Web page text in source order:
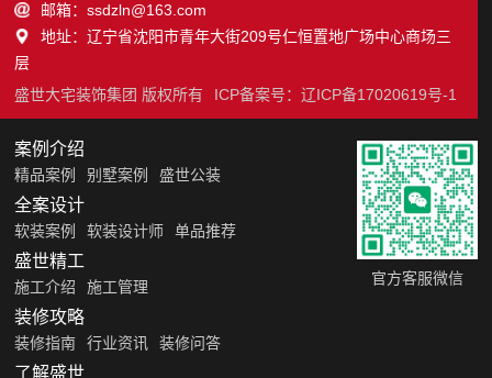
邮箱：ssdzln@163.com
地址：辽宁省沈阳市青年大街209号仁恒置地广场中心商场三
层
盛世大宅装饰集团 版权所有
ICP备案号：辽ICP备17020619号-1
案例介绍
精品案例 别墅案例 盛世公装
全案设计
软装案例 软装设计师 单品推荐
盛世精工
施工介绍 施工管理
装修攻略
装修指南 行业资讯 装修问答
了解盛世
官方客服微信